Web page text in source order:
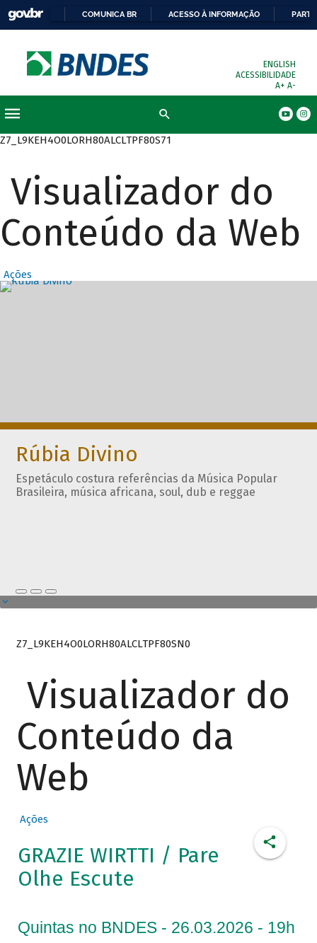
COMUNICA BR ACESSO À INFORMAÇÃO
ENGLISH
ACESSIBILIDADE
A+ A-
Z7_L9KEH4O0LORH80ALCLTPF80S71
Visualizador do
Conteúdo da Web
Ações
Destaques
Rúbia Divino
Espetáculo costura referências da Música Popular
Brasileira, música africana, soul, dub e reggae
Z7_L9KEH4O0LORH80ALCLTPF80SN0
Visualizador do
Conteúdo da
Web
Ações
GRAZIE WIRTTI / Pare
Olhe Escute
Quintas no BNDES - 26.03.2026 - 19h